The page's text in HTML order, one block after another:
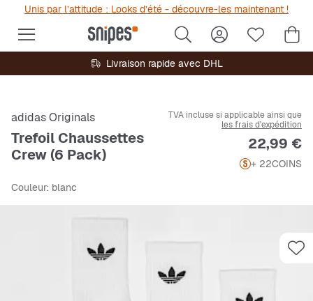
Unis par l’attitude : Looks d’été - découvre-les maintenant !
Livraison rapide avec DHL
adidas Originals
Trefoil Chaussettes
Crew (6 Pack)
TVA incluse si applicable ainsi que
les frais d'expédition
Prix
22,99 €
+ 22COINS
Couleur: blanc